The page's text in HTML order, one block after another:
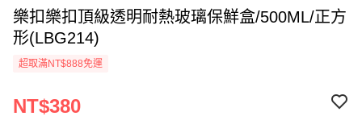
樂扣樂扣頂級透明耐熱玻璃保鮮盒/500ML/正方
形(LBG214)
超取滿NT$888免運
NT$380